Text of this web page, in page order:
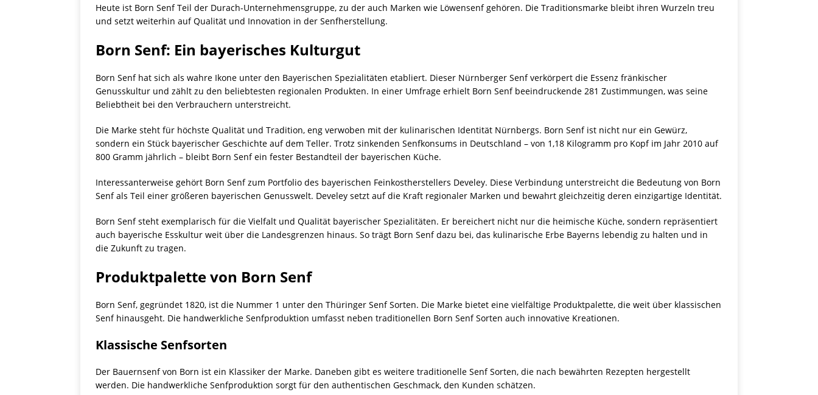
Heute ist Born Senf Teil der Durach-Unternehmensgruppe, zu der auch Marken wie Löwensenf gehören. Die Traditionsmarke bleibt ihren Wurzeln treu
und setzt weiterhin auf Qualität und Innovation in der Senfherstellung.
Born Senf: Ein bayerisches Kulturgut
Born Senf hat sich als wahre Ikone unter den Bayerischen Spezialitäten etabliert. Dieser Nürnberger Senf verkörpert die Essenz fränkischer
Genusskultur und zählt zu den beliebtesten regionalen Produkten. In einer Umfrage erhielt Born Senf beeindruckende 281 Zustimmungen, was seine
Beliebtheit bei den Verbrauchern unterstreicht.
Die Marke steht für höchste Qualität und Tradition, eng verwoben mit der kulinarischen Identität Nürnbergs. Born Senf ist nicht nur ein Gewürz,
sondern ein Stück bayerischer Geschichte auf dem Teller. Trotz sinkenden Senfkonsums in Deutschland – von 1,18 Kilogramm pro Kopf im Jahr 2010 auf
800 Gramm jährlich – bleibt Born Senf ein fester Bestandteil der bayerischen Küche.
Interessanterweise gehört Born Senf zum Portfolio des bayerischen Feinkostherstellers Develey. Diese Verbindung unterstreicht die Bedeutung von Born
Senf als Teil einer größeren bayerischen Genusswelt. Develey setzt auf die Kraft regionaler Marken und bewahrt gleichzeitig deren einzigartige Identität.
Born Senf steht exemplarisch für die Vielfalt und Qualität bayerischer Spezialitäten. Er bereichert nicht nur die heimische Küche, sondern repräsentiert
auch bayerische Esskultur weit über die Landesgrenzen hinaus. So trägt Born Senf dazu bei, das kulinarische Erbe Bayerns lebendig zu halten und in
die Zukunft zu tragen.
Produktpalette von Born Senf
Born Senf, gegründet 1820, ist die Nummer 1 unter den Thüringer Senf Sorten. Die Marke bietet eine vielfältige Produktpalette, die weit über klassischen
Senf hinausgeht. Die handwerkliche Senfproduktion umfasst neben traditionellen Born Senf Sorten auch innovative Kreationen.
Klassische Senfsorten
Der Bauernsenf von Born ist ein Klassiker der Marke. Daneben gibt es weitere traditionelle Senf Sorten, die nach bewährten Rezepten hergestellt
werden. Die handwerkliche Senfproduktion sorgt für den authentischen Geschmack, den Kunden schätzen.